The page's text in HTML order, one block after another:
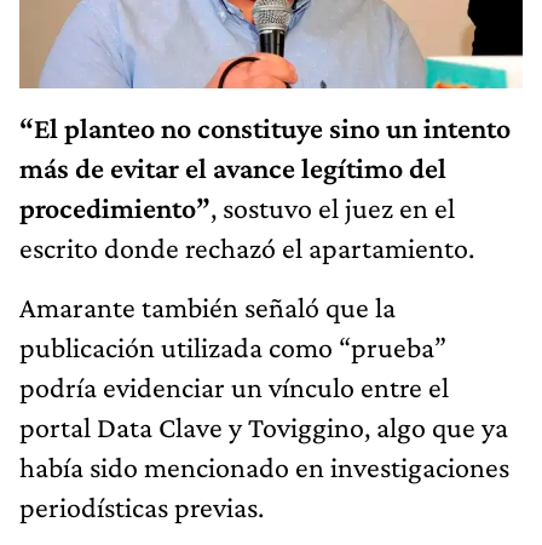
“El planteo no constituye sino un intento
más de evitar el avance legítimo del
procedimiento”, sostuvo el juez en el
escrito donde rechazó el apartamiento.
Amarante también señaló que la
publicación utilizada como “prueba”
podría evidenciar un vínculo entre el
portal Data Clave y Toviggino, algo que ya
había sido mencionado en investigaciones
periodísticas previas.